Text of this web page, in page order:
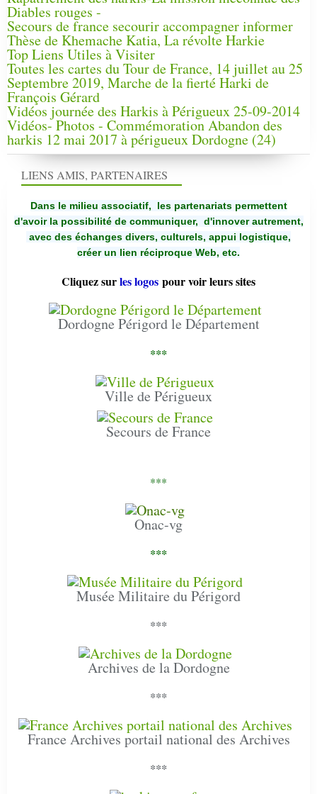
Diables rouges -
Secours de france secourir accompagner informer
Thèse de Khemache Katia, La révolte Harkie
Top Liens Utiles à Visiter
Toutes les cartes du Tour de France, 14 juillet au 25
Septembre 2019, Marche de la fierté Harki de
François Gérard
Vidéos journée des Harkis à Périgueux 25-09-2014
Vidéos- Photos - Commémoration Abandon des
harkis 12 mai 2017 à périgueux Dordogne (24)
LIENS AMIS, PARTENAIRES
Dans le milieu associatif, les partenariats permettent
d'avoir la possibilité de communiquer, d'innover autrement,
avec des échanges divers, culturels, appui logistique,
créer un lien réciproque Web, etc.
Cliquez surles logos pour voir leurs sites
Dordogne Périgord le Département
***
Ville de Périgueux
Secours de France
***
Onac-vg
***
Musée Militaire du Périgord
***
Archives de la Dordogne
***
France Archives portail national des Archives
***